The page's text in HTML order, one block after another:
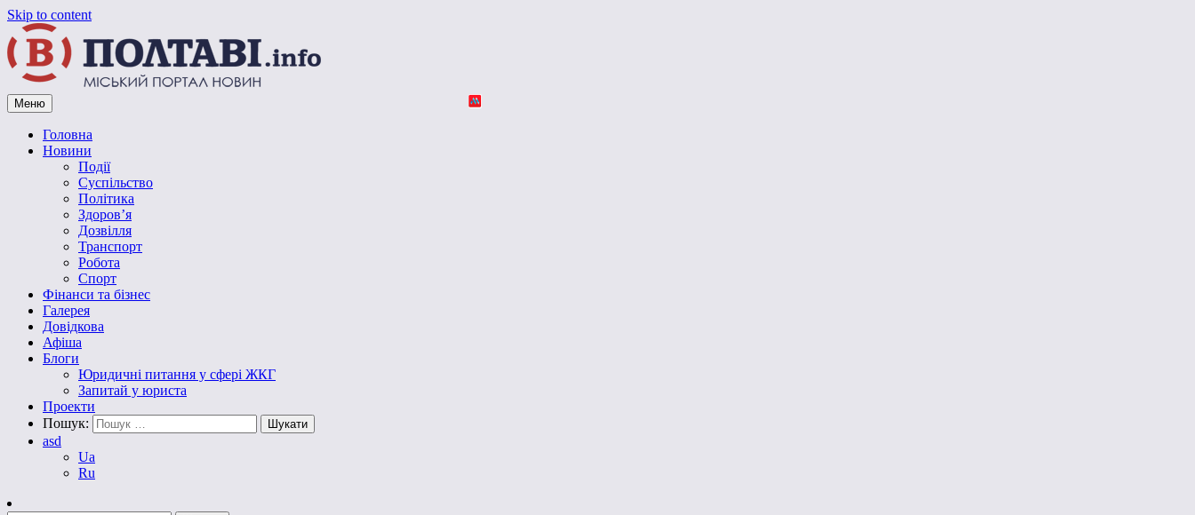
Skip to content
Vpoltave.info
Полтавський портал новин
Меню
Головна
Новини
Події
Суспільство
Політика
Здоров’я
Дозвілля
Транспорт
Робота
Спорт
Фінанси та бізнес
Галерея
Довідкова
Афіша
Блоги
Юридичні питання у сфері ЖКГ
Запитай у юриста
Проекти
Пошук:
asd
Ua
Ru